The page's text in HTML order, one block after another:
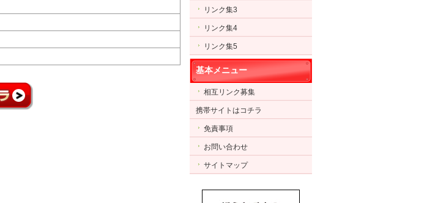
リンク集3
リンク集4
リンク集5
基本メニュー
相互リンク募集
携帯サイトはコチラ
免責事項
お問い合わせ
サイトマップ